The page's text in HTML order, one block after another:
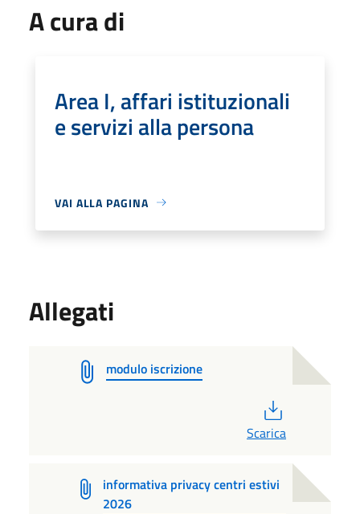
A cura di
Area I, affari istituzionali
e servizi alla persona
VAI ALLA PAGINA
Allegati
modulo iscrizione
Scarica
informativa privacy centri estivi
2026